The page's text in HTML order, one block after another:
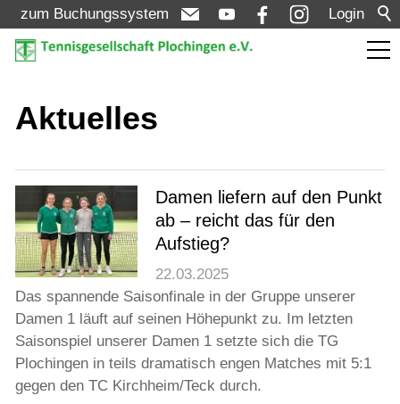
Login
zum Buchungssystem
Aktuelles
Termine
Turniere
Verein
Mannschaften
Aktuelles
Damen liefern auf den Punkt
ab – reicht das für den
Aufstieg?
22.03.2025
Das spannende Saisonfinale in der Gruppe unserer
Damen 1 läuft auf seinen Höhepunkt zu. Im letzten
Saisonspiel unserer Damen 1 setzte sich die TG
Plochingen in teils dramatisch engen Matches mit 5:1
gegen den TC Kirchheim/Teck durch.